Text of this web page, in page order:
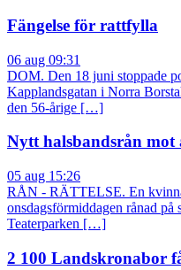
Fängelse för rattfylla
06 aug 09:31
DOM. Den 18 juni stoppade
Kapplandsgatan i Norra
den 56-årige […]
Nytt halsbandsrån
05 aug 15:26
RÅN - RÄTTELSE. En
onsdagsförmiddagen rånad
Teaterparken […]
2 100 Landskronabor